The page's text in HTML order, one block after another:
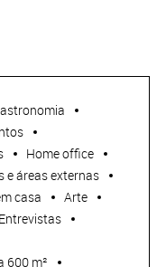
Home office
e áreas externas
casa
Arte
Entrevistas
600 m²